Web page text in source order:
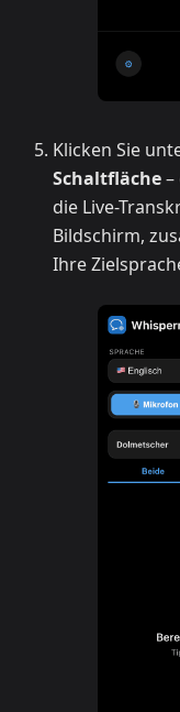
Klicken Sie
Schaltfläche–
die Live-
Bildschirm,
Ihre